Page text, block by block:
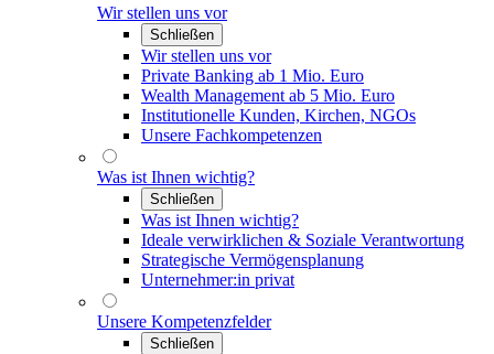
Wir stellen uns vor
Schließen
Wir stellen uns vor
Private Banking ab 1 Mio. Euro
Wealth Management ab 5 Mio. Euro
Institutionelle Kunden, Kirchen, NGOs
Unsere Fachkompetenzen
Was ist Ihnen wichtig?
Schließen
Was ist Ihnen wichtig?
Ideale verwirklichen & Soziale Verantwortung
Strategische Vermögensplanung
Unternehmer:in privat
Unsere Kompetenzfelder
Schließen